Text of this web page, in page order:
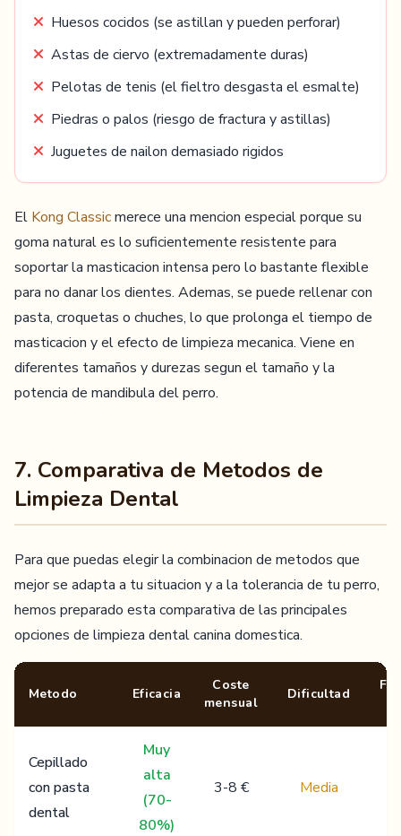
Huesos cocidos (se astillan y pueden perforar)
Astas de ciervo (extremadamente duras)
Pelotas de tenis (el fieltro desgasta el esmalte)
Piedras o palos (riesgo de fractura y astillas)
Juguetes de nailon demasiado rigidos
El Kong Classicmerece una mencion especial porque su
goma natural es lo suficientemente resistente para
soportar la masticacion intensa pero lo bastante flexible
para no danar los dientes. Ademas, se puede rellenar con
pasta, croquetas o chuches, lo que prolonga el tiempo de
masticacion y el efecto de limpieza mecanica. Viene en
diferentes tamaños y durezas segun el tamaño y la
potencia de mandibula del perro.
7. Comparativa de Metodos de
Limpieza Dental
Para que puedas elegir la combinacion de metodos que
mejor se adapta a tu situacion y a la tolerancia de tu perro,
hemos preparado esta comparativa de las principales
opciones de limpieza dental canina domestica.
Metodo Eficacia
Coste
mensual
Dificultad
Cepillado
con pasta
dental
Muy
alta
(70-
80%)
3-8 € Media